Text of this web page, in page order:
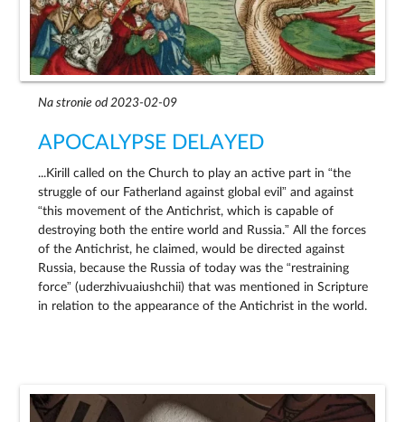
Na stronie od 2023-02-09
APOCALYPSE DELAYED
...Kirill called on the Church to play an active part in “the
struggle of our Fatherland against global evil” and against
“this movement of the Antichrist, which is capable of
destroying both the entire world and Russia.” All the forces
of the Antichrist, he claimed, would be directed against
Russia, because the Russia of today was the “restraining
force” (uderzhivuaiushchii) that was mentioned in Scripture
in relation to the appearance of the Antichrist in the world.